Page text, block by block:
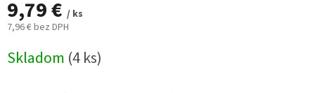
9,79 € / ks
7,96 € bez DPH
cena:
Skladom (4 ks)